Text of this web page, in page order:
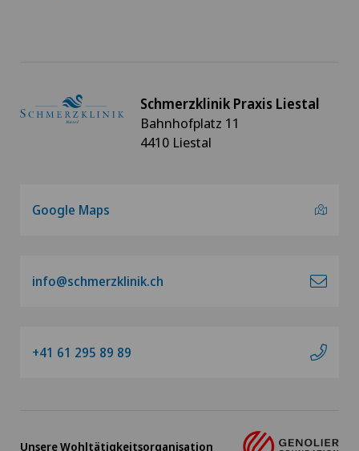
Schmerzklinik Praxis Liestal
Bahnhofplatz 11
4410 Liestal
Google Maps
info@schmerzklinik.ch
+41 61 295 89 89
Unsere Wohltätigkeitsorganisation